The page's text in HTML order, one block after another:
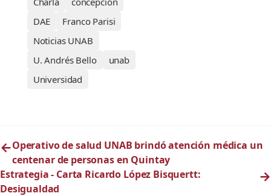
DAE
Franco Parisi
Noticias UNAB
U. Andrés Bello
unab
Universidad
←Operativo de salud UNAB brindó atención médica un
centenar de personas en Quintay
Estrategia - Carta Ricardo López Bisquertt:
Desigualdad
→